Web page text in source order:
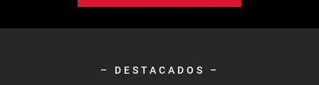
– DESTACADOS –